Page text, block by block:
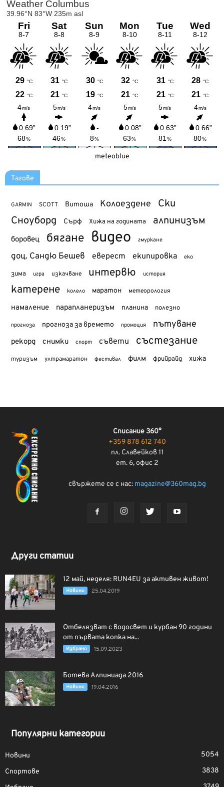
meteoblue
Тагове
GARMIN SCOTT Витоша Колоездене Ски
Сноуборд Сърф Хижа на годината алпинизъм
боровец бягане видео гмуркане
доц. Сандю Бешев еверест екипировка еко
зима игра изкачване интервю история
катерене колело маратон метеорология
намаление парапланеризъм планина полезно
прогноза прогноза за времето промоция пътуване
рекорд снимки спорт съвети състезание
туризъм ултрамаратон фестивал филм фрийрайд хижа
Списание 360°
+359 878 612 740
пл. Славейков 11
ет. 6, офис 2
свържете се с нас: magazine@360mag.bg
Други статии
12 май, неделя: RUN4EU за активен живот!
Новини 25.04.2019
Отбелязват с водосвет и курбан 90 години
от първата копка на...
Избрано 15.09.2023
Ботева Алпиниада 2016
Новини 19.04.2016
Популярни категории
Новини
5054
Спортове
3838